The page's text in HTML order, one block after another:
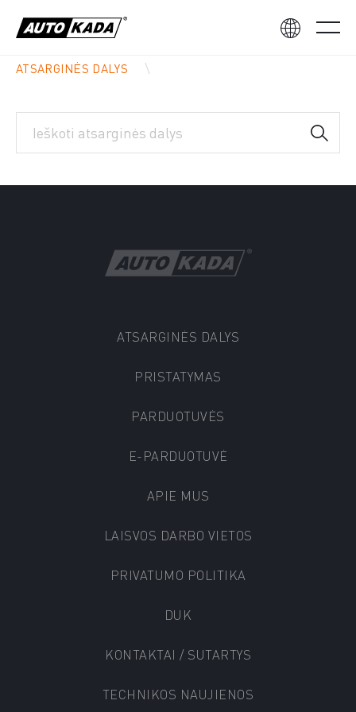
ATSARGINĖS DALYS
ATSARGINĖS DALYS
PRISTATYMAS
PARDUOTUVĖS
E-PARDUOTUVĖ
APIE MUS
LAISVOS DARBO VIETOS
PRIVATUMO POLITIKA
DUK
KONTAKTAI / SUTARTYS
TECHNIKOS NAUJIENOS